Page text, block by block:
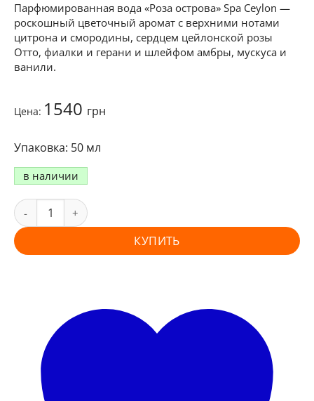
Парфюмированная вода «Роза острова» Spa Ceylon —
роскошный цветочный аромат с верхними нотами
цитрона и смородины, сердцем цейлонской розы
Отто, фиалки и герани и шлейфом амбры, мускуса и
ванили.
Цена: 1540 грн
50 мл
в наличии
КУПИТЬ